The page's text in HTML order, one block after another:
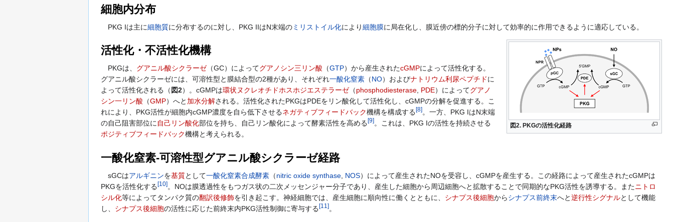
細胞内分布
PKG Iは主に細胞質に分布するのに対し、PKG IIはN末端のミリストイル化により細胞膜に局在化し、膜近傍の標的分子に対して効率的に作用できるように適応している。
図2. PKGの活性化経路
活性化・不活性化機構
PKGは、 グアニル酸シクラーゼ（GC）によってグアノシン三リン酸 （GTP）から産生されたcGMPによって活性化する。
グアニル酸シクラーゼには、可溶性型と膜結合型の2種があり、それぞれ一酸化窒素 （NO）およびナトリウム利尿ペプチドに
よって活性化される（ 図2）。cGMPは環状ヌクレオチドホスホジエステラーゼ（phosphodiesterase, PDE）によってグアノ
シン一リン酸 （GMP）へと 加水分解される。活性化されたPKGはPDEをリン酸化して活性化し、cGMPの分解を促進する。こ
れにより、PKG活性が細胞内cGMP濃度を自ら低下させるネガティブフィードバック機構を構成する [8]。一方、PKG IはN末端
の自己阻害部位に自己リン酸化部位を持ち、自己リン酸化によって酵素活性を高める [9]。これは、PKG Iの活性を持続させる
ポジティブフィードバック機構と考えられる。
一酸化窒素-可溶性型グアニル酸シクラーゼ経路
sGCはアルギニンを基質として一酸化窒素合成酵素 （nitric oxide synthase NOS）によって産生されたNOを受容し、cGMPを産生する。この経路によって産生されたcGMPは
PKGを活性化する[10]。NOは膜透過性をもつガス状の二次メッセンジャー分子であり、産生した細胞から周辺細胞へと拡散することで同期的なPKG活性を誘導する。またニトロ
シル化等によってタンパク質の翻訳後修飾を引き起こす。神経細胞では、産生細胞に順向性に働くとともに、 シナプス後細胞からシナプス前終末へと逆行性シグナルとして機能
し、 シナプス後細胞の活性に応じた前終末内PKG活性制御に寄与する[11 ]。